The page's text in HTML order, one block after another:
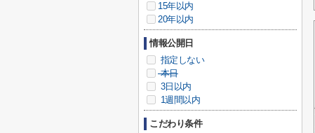
15年以内
20年以内
情報公開日
指定しない
本日
3日以内
1週間以内
こだわり条件